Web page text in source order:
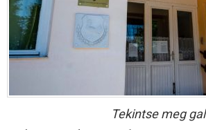
Tekintse meg